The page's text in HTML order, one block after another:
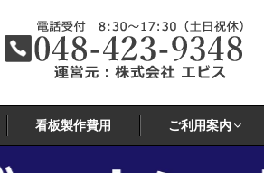
看板製作費用 ご利用案内